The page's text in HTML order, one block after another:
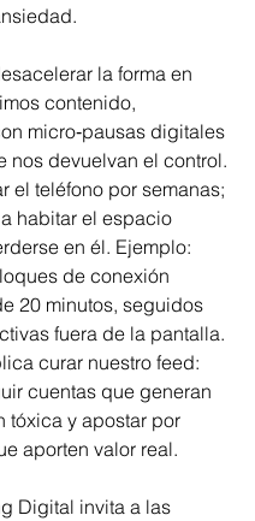
la forma en
contenido,
micro‑pausas digitales
nos devuelvan el control.
el teléfono por semanas;
habitar el espacio
en él. Ejemplo:
de conexión
20 minutos, seguidos
fuera de la pantalla.
curar nuestro feed:
cuentas que generan
tóxica y apostar por
aporten valor real.
Digital invita a las